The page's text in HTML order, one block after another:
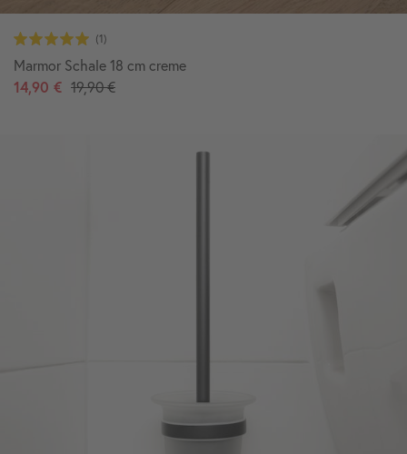
Marmor Schale 18 cm creme
14,90 € 19,90 €